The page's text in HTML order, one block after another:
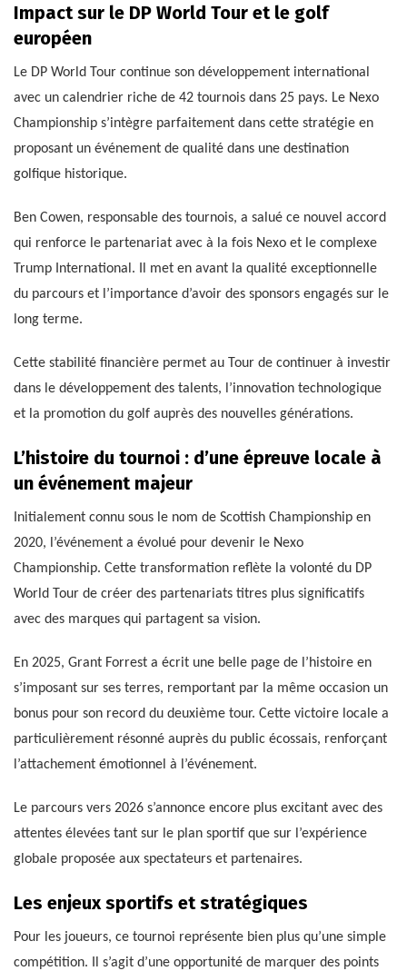
Impact sur le DP World Tour et le golf
européen
Le DP World Tour continue son développement international
avec un calendrier riche de 42 tournois dans 25 pays. Le Nexo
Championship s’intègre parfaitement dans cette stratégie en
proposant un événement de qualité dans une destination
golfique historique.
Ben Cowen, responsable des tournois, a salué ce nouvel accord
qui renforce le partenariat avec à la fois Nexo et le complexe
Trump International. Il met en avant la qualité exceptionnelle
du parcours et l’importance d’avoir des sponsors engagés sur le
long terme.
Cette stabilité financière permet au Tour de continuer à investir
dans le développement des talents, l’innovation technologique
et la promotion du golf auprès des nouvelles générations.
L’histoire du tournoi : d’une épreuve locale à
un événement majeur
Initialement connu sous le nom de Scottish Championship en
2020, l’événement a évolué pour devenir le Nexo
Championship. Cette transformation reflète la volonté du DP
World Tour de créer des partenariats titres plus significatifs
avec des marques qui partagent sa vision.
En 2025, Grant Forrest a écrit une belle page de l’histoire en
s’imposant sur ses terres, remportant par la même occasion un
bonus pour son record du deuxième tour. Cette victoire locale a
particulièrement résonné auprès du public écossais, renforçant
l’attachement émotionnel à l’événement.
Le parcours vers 2026 s’annonce encore plus excitant avec des
attentes élevées tant sur le plan sportif que sur l’expérience
globale proposée aux spectateurs et partenaires.
Les enjeux sportifs et stratégiques
Pour les joueurs, ce tournoi représente bien plus qu’une simple
compétition. Il s’agit d’une opportunité de marquer des points